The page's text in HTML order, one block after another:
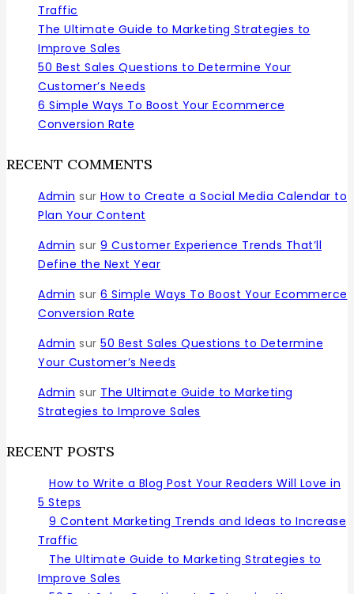
Traffic
The Ultimate Guide to Marketing Strategies to
Improve Sales
50 Best Sales Questions to Determine Your
Customer’s Needs
6 Simple Ways To Boost Your Ecommerce
Conversion Rate
RECENT COMMENTS
Admin sur How to Create a Social Media Calendar to
Plan Your Content
Admin sur 9 Customer Experience Trends That’ll
Define the Next Year
Admin sur 6 Simple Ways To Boost Your Ecommerce
Conversion Rate
Admin sur 50 Best Sales Questions to Determine
Your Customer’s Needs
Admin sur The Ultimate Guide to Marketing
Strategies to Improve Sales
RECENT POSTS
How to Write a Blog Post Your Readers Will Love in
5 Steps
9 Content Marketing Trends and Ideas to Increase
Traffic
The Ultimate Guide to Marketing Strategies to
Improve Sales